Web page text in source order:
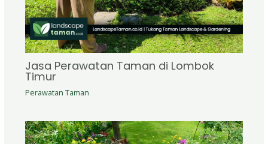
Jasa Perawatan Taman di Lombok
Timur
Perawatan Taman